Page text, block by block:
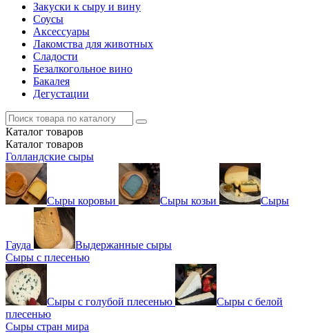
Закуски к сыру и вину
Соусы
Аксессуары
Лакомства для животных
Сладости
Безалкогольное вино
Бакалея
Дегустации
Каталог товаров
Каталог товаров
Голландские сыры
Сыры коровьи Сыры козьи Сыры
Гауда
Выдержанные сыры
Сыры с плесенью
Сыры с голубой плесенью
Сыры с белой
плесенью
Сыры стран мира